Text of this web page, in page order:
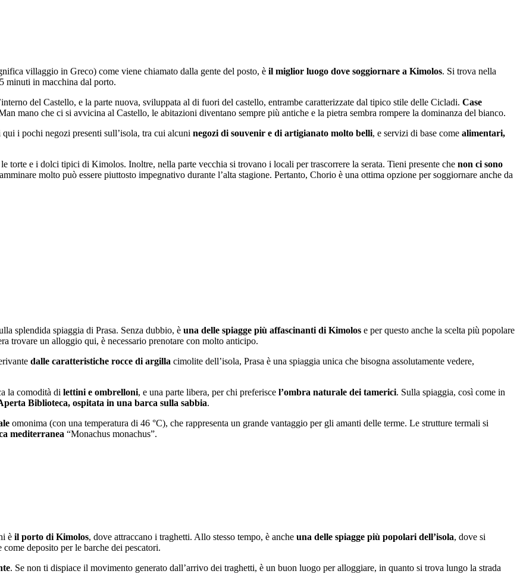
villaggio in Greco) come viene chiamato dalla gente del posto, è il miglior luogo dove soggiornare a Kimolos. Si trova nella
minuti in macchina dal porto.
del Castello, e la parte nuova, sviluppata al di fuori del castello, entrambe caratterizzate dal tipico stile delle Cicladi. Case
mano che ci si avvicina al Castello, le abitazioni diventano sempre più antiche e la pietra sembra rompere la dominanza del bianco.
i pochi negozi presenti sull’isola, tra cui alcuni negozi di souvenir e di artigianato molto belli, e servizi di base come alimentari,
torte e i dolci tipici di Kimolos. Inoltre, nella parte vecchia si trovano i locali per trascorrere la serata. Tieni presente che non ci sono
molto può essere piuttosto impegnativo durante l’alta stagione. Pertanto, Chorio è una ottima opzione per soggiornare anche da
splendida spiaggia di Prasa. Senza dubbio, è una delle spiagge più affascinanti di Kimolos e per questo anche la scelta più popolare
trovare un alloggio qui, è necessario prenotare con molto anticipo.
dalle caratteristiche rocce di argilla cimolite dell’isola, Prasa è una spiaggia unica che bisogna assolutamente vedere,
la comodità di lettini e ombrelloni, e una parte libera, per chi preferisce l’ombra naturale dei tamerici. Sulla spiaggia, così come in
Biblioteca, ospitata in una barca sulla sabbia.
omonima (con una temperatura di 46 °C), che rappresenta un grande vantaggio per gli amanti delle terme. Le strutture termali si
mediterranea “Monachus monachus”.
è il porto di Kimolos, dove attraccano i traghetti. Allo stesso tempo, è anche una delle spiagge più popolari dell’isola, dove si
come deposito per le barche dei pescatori.
. Se non ti dispiace il movimento generato dall’arrivo dei traghetti, è un buon luogo per alloggiare, in quanto si trova lungo la strada